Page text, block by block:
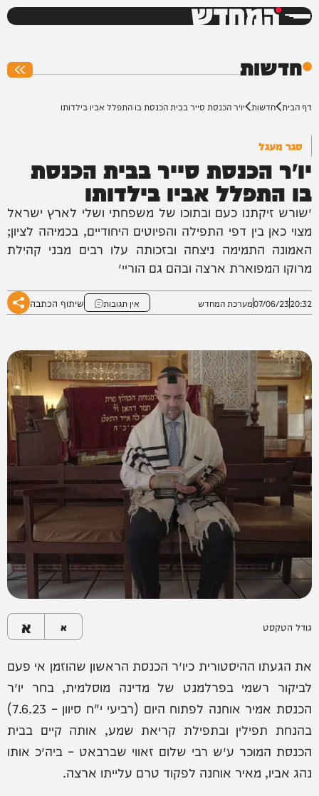
המחדש
חדשות
דף הבית חדשות יו״ר הכנסת סייר בבית הכנסת בו התפלל אביו בילדותו
סגר מעגל
יו״ר הכנסת סייר בבית הכנסת
בו התפלל אביו בילדותו
״שורש זיקתנו כעם ובתוכו של משפחתי ושלי לארץ ישראל
מצוי כאן בין דפי התפילה והפיוטים היחודיים, בכמיהה לציון;
האמונה התמימה ניצחה ובזכותה עלו רבים מבני קהילת
מרוקו המפוארת ארצה ובהם גם הוריי״
20:32
07/06/23מערכת המחדש אין תגובות שיתוף הכתבה
גודל הטקסט א א
את הגעתו ההיסטורית כיו״ר הכנסת הראשון שהוזמן אי פעם
לביקור רשמי בפרלמנט של מדינה מוסלמית, בחר יו״ר
הכנסת אמיר אוחנה לפתוח היום (רביעי י"ח סיוון – 7.6.23)
בהנחת תפילין ובתפילת קריאת שמע, אותה קיים בבית
הכנסת המוכר ע״ש רבי שלום זאווי שברבאט – ביה״כ אותו
נהג אביו, מאיר אוחנה לפקוד טרם עלייתו ארצה.